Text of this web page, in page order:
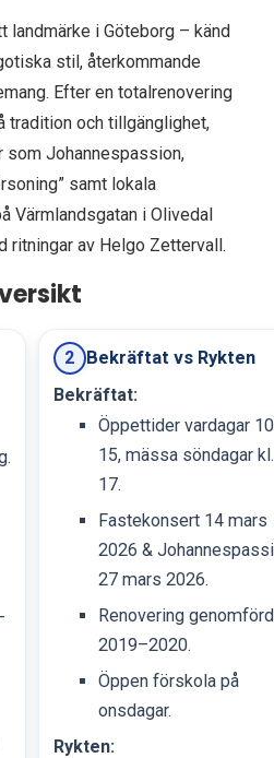
landmärke i Göteborg – känd
stil, återkommande
Efter en totalrenovering
tradition och tillgänglighet,
som Johannespassion,
samt lokala
Värmlandsgatan i Olivedal
ritningar av Helgo Zettervall.
2 Bekräftat vs Rykten
Bekräftat:
Öppettider vardagar
15, mässa söndagar kl.
17.
Fastekonsert 14 mars
2026 &
27 mars 2026.
Renovering genomförd
2019–2020.
Öppen förskola på
onsdagar.
Rykten: